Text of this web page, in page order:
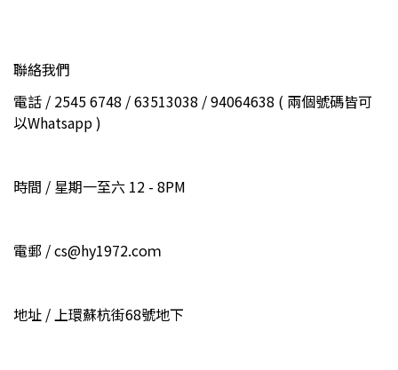
聯絡我們
電話 / 2545 6748 / 63513038 / 94064638 ( 兩個號碼皆可
以Whatsapp )
時間 / 星期一至六 12 - 8PM
電郵 / cs@hy1972.coｍ
地址 / 上環蘇杭街68號地下